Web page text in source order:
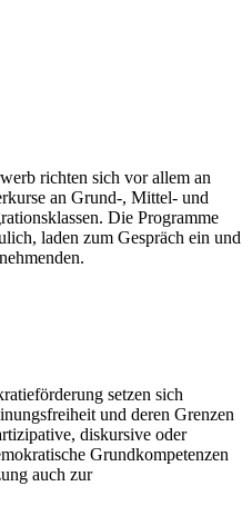
richten sich vor allem an
an Grund-, Mittel- und
Die Programme
laden zum Gespräch ein und
setzen sich
und deren Grenzen
diskursive oder
Grundkompetenzen
auch zur